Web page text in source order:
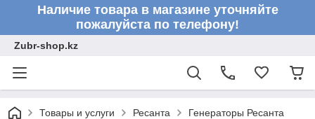
Наличие товара в магазине уточняйте
пожалуйста по телефону!
Zubr-shop.kz
Товары и услуги Ресанта Генераторы Ресанта